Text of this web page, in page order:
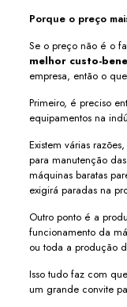
Porque o preço
Se o preço não é o
melhor custo-
empresa, então o
Primeiro, é preciso
equipamentos na
Existem várias
para manutenção
máquinas baratas
exigirá paradas na
Outro ponto é a
funcionamento da
ou toda a produção
Isso tudo faz com
um grande convite